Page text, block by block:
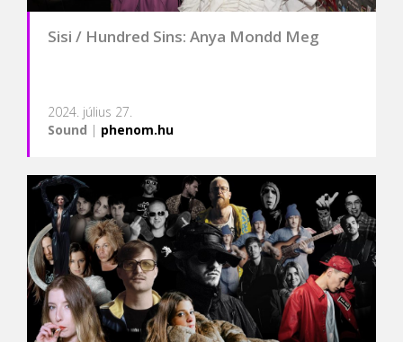
Sisi / Hundred Sins: Anya Mondd Meg
2024. július 27.
Sound | phenom.hu